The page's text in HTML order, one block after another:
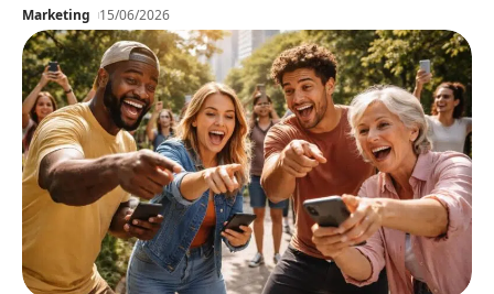
Marketing 15/06/2026